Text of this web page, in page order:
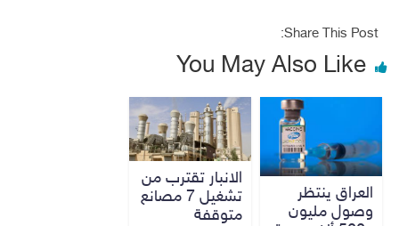
Share This Post:
You May Also Like
العراق ينتظر
وصول مليون
الانبار تقترب من
تشغيل 7 مصانع
متوقفة